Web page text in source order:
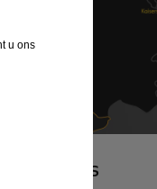
Locaties
u ons